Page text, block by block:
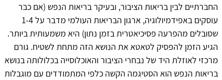
החברתיים לבין בריאות הציבור, ובעיקר בריאות הנפש (אם כבר
עוסקים באפידמיולוגיה, ארגון הבריאות העולמי מדבר על 1-4
שסובלים מהפרעה פסיכיאטרית בזמן נתון) היא משמעותית ביותר.
הגיע הזמן להפסיק לטאטא את הנושא הזה מתחת לשטיח. גורם
מרכזי לאוזלת היד של נבחרי הציבור והאוכלוסייה בכלולותה בנושא
בריאות הנפש הוא הסטיגמה הקשה כלפי המתמודדים עם מוגבלות